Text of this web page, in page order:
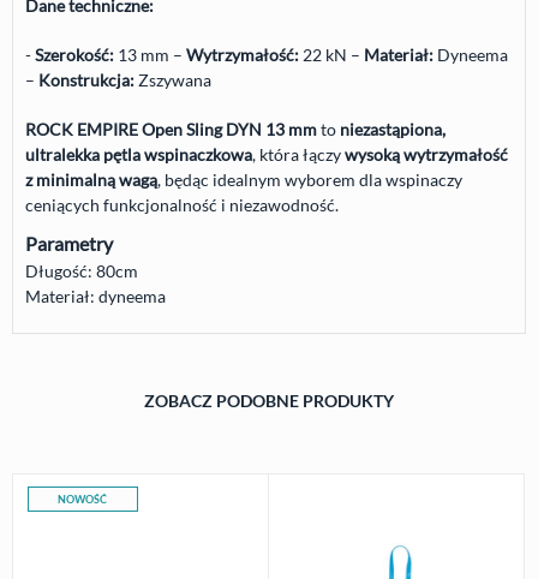
Dane techniczne:
-Szerokość: 13 mm – Wytrzymałość: 22 kN – Materiał: Dyneema
– Konstrukcja:Zszywana
ROCK EMPIREOpen SlingDYN 13 mmto niezastąpiona,
ultralekka pętla wspinaczkowa, która łączywysoką wytrzymałość
z minimalną wagą, będąc idealnym wyborem dla wspinaczy
ceniących funkcjonalność i niezawodność.
Parametry
Długość: 80cm
Materiał: dyneema
ZOBACZ PODOBNE PRODUKTY
NOWOŚĆ